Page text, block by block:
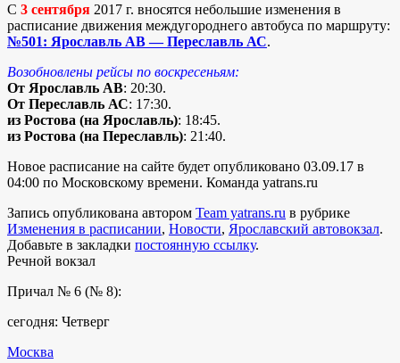
С 3 сентября 2017 г. вносятся небольшие изменения в
расписание движения междугороднего автобуса по маршруту:
№501: Ярославль АВ — Переславль АС.
Возобновлены рейсы по воскресеньям:
От Ярославль АВ: 20:30.
От Переславль АС: 17:30.
из Ростова (на Ярославль): 18:45.
из Ростова (на Переславль): 21:40.
Новое расписание на сайте будет опубликовано 03.09.17 в
04:00 по Московскому времени. Команда yatrans.ru
Запись опубликована автором Team yatrans.ru в рубрике
Изменения в расписании, Новости, Ярославский автовокзал.
Добавьте в закладки постоянную ссылку.
Речной вокзал
Причал № 6 (№ 8):
сегодня: Четверг
Москва